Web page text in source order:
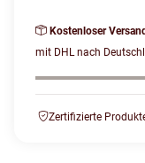
Kostenloser
mit DHL nach
Zertifizierte